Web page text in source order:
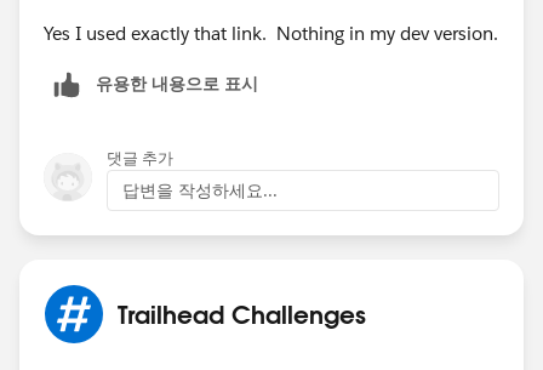
Yes I used exactly that link. Nothing in my dev version.
유용한 내용으로 표시
댓글 추가
답변을 작성하세요...
Trailhead Challenges